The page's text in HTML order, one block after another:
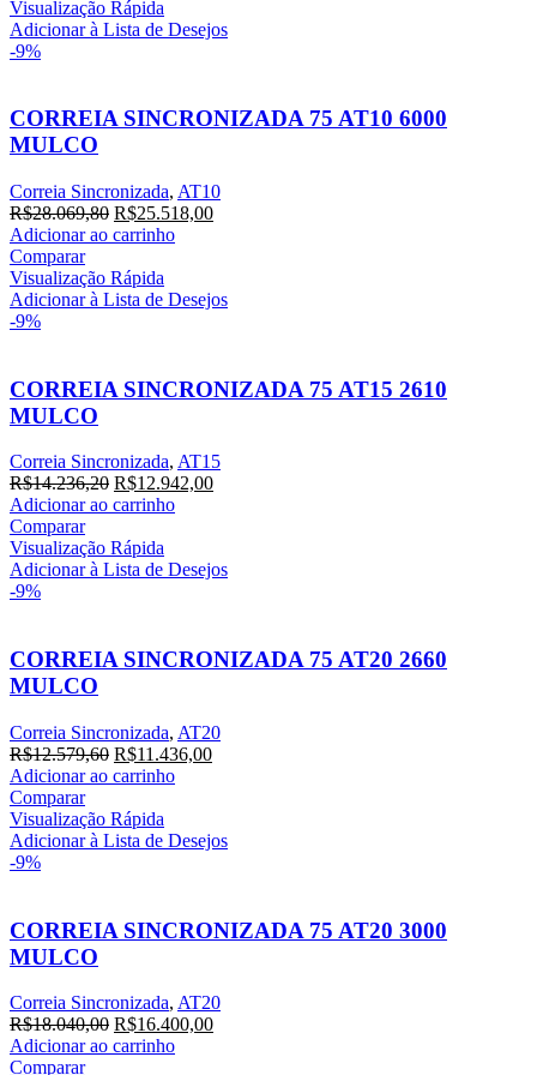
era:
R$18.757,20.R$17.052,00.
Visualização Rápida
Adicionar à Lista de Desejos
-9%
CORREIA SINCRONIZADA 75 AT10 6000
MULCO
Correia Sincronizada, AT10
R$28.069,80 O
preço
era:
R$28.069,80.
R$25.518,00O
R$25.518,00.
Adicionar ao carrinho
Comparar
Visualização Rápida
Adicionar à Lista de Desejos
-9%
CORREIA SINCRONIZADA 75 AT15 2610
MULCO
Correia Sincronizada, AT15
R$14.236,20 O
preço
era:
R$14.236,20.
R$12.942,00O
R$12.942,00.
Adicionar ao carrinho
Comparar
Visualização Rápida
Adicionar à Lista de Desejos
-9%
CORREIA SINCRONIZADA 75 AT20 2660
MULCO
Correia Sincronizada, AT20
R$12.579,60 O
preço
era:
R$12.579,60.
R$11.436,00O
R$11.436,00.
Adicionar ao carrinho
Comparar
Visualização Rápida
Adicionar à Lista de Desejos
-9%
CORREIA SINCRONIZADA 75 AT20 3000
MULCO
Correia Sincronizada, AT20
R$18.040,00 O
preço
R$16.400,00O
Adicionar ao carrinho
Comparar